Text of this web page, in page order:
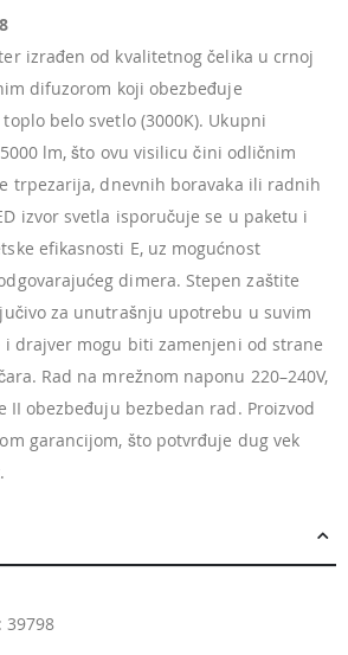
izrađen od kvalitetnog čelika u crnoj
difuzorom koji obezbeđuje
belo svetlo (3000K). Ukupni
lm, što ovu visilicu čini odličnim
trpezarija, dnevnih boravaka ili radnih
izvor svetla isporučuje se u paketu i
efikasnosti E, uz mogućnost
dimera. Stepen zaštite
za unutrašnju upotrebu u suvim
drajver mogu biti zamenjeni od strane
Rad na mrežnom naponu 220–240V,
II obezbeđuju bezbedan rad. Proizvod
garancijom, što potvrđuje dug vek
39798